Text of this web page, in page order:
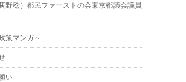
野稔）都民ファーストの会東京都議会議員
策マンガ～
い